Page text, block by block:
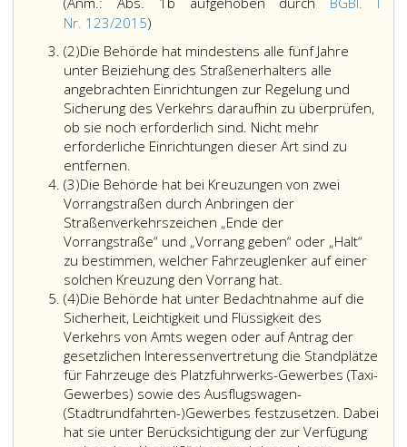
sind
unverzüglich
zu
verwirklichen;
ist
das
möglich,
die
Stelle,
für
die
Ergreifung
der
Maßnahme
ist,
der
Nr. 123/2015)
Absatz
eins
b,
aufgehoben
durch
Bundesgesetzblatt
eins,
Nr. 123
aus
2015,)
(2)Absatz
2,
Die Behörde hat mindestens alle fünf Jahre
unter Beiziehung des Straßenerhalters alle
angebrachten Einrichtungen zur Regelung und
Sicherung des Verkehrs daraufhin zu überprüfen,
ob sie noch erforderlich sind. Nicht mehr
erforderliche Einrichtungen dieser Art sind zu
entfernen.
(3)Absatz
3,
Die Behörde hat bei Kreuzungen von zwei
Vorrangstraßen durch Anbringen der
Straßenverkehrszeichen „Ende der
Vorrangstraße“ und „Vorrang geben“ oder „Halt“
zu bestimmen, welcher Fahrzeuglenker auf einer
solchen Kreuzung den Vorrang hat.
(4)Absatz
4,
Die Behörde hat unter Bedachtnahme auf die
Sicherheit, Leichtigkeit und Flüssigkeit des
Verkehrs von Amts wegen oder auf Antrag der
gesetzlichen Interessenvertretung die Standplätze
für Fahrzeuge des Platzfuhrwerks-Gewerbes (Taxi-
Gewerbes) sowie des Ausflugswagen-
(Stadtrundfahrten-)Gewerbes festzusetzen. Dabei
hat sie unter Berücksichtigung der zur Verfügung